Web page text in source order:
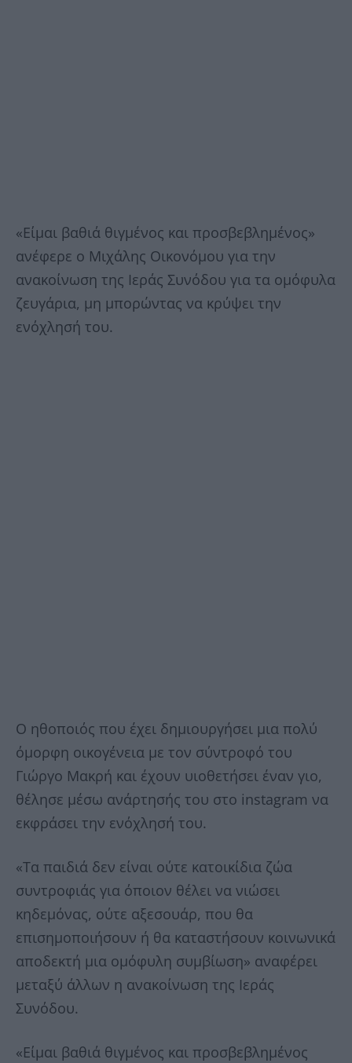
«Είμαι βαθιά θιγμένος και προσβεβλημένος»
ανέφερε ο Μιχάλης Οικονόμου για την
ανακοίνωση της Ιεράς Συνόδου για τα ομόφυλα
ζευγάρια, μη μπορώντας να κρύψει την
ενόχλησή του.
Ο ηθοποιός που έχει δημιουργήσει μια πολύ
όμορφη οικογένεια με τον σύντροφό του
Γιώργο Μακρή και έχουν υιοθετήσει έναν γιο,
θέλησε μέσω ανάρτησής του στο instagram να
εκφράσει την ενόχλησή του.
«Τα παιδιά δεν είναι ούτε κατοικίδια ζώα
συντροφιάς για όποιον θέλει να νιώσει
κηδεμόνας, ούτε αξεσουάρ, που θα
επισημοποιήσουν ή θα καταστήσουν κοινωνικά
αποδεκτή μια ομόφυλη συμβίωση» αναφέρει
μεταξύ άλλων η ανακοίνωση της Ιεράς
Συνόδου.
«Είμαι βαθιά θιγμένος και προσβεβλημένος